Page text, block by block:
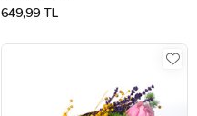
649,99 TL